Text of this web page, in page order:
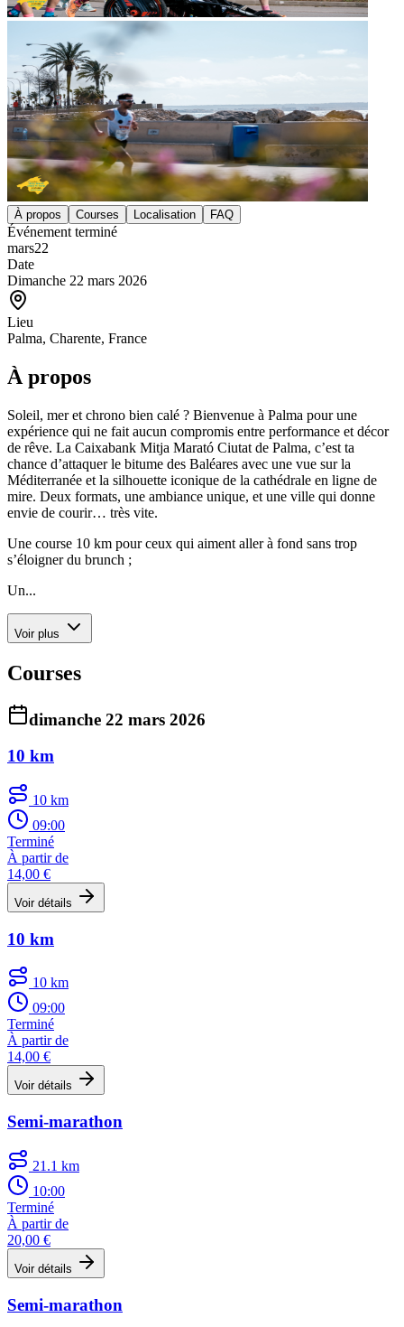
À propos Courses Localisation FAQ
Événement terminé
mars22
Date
Dimanche 22 mars 2026
Lieu
Palma, Charente, France
À propos
Soleil, mer et chrono bien calé ? Bienvenue à Palma pour une
expérience qui ne fait aucun compromis entre performance et décor
de rêve. La Caixabank Mitja Marató Ciutat de Palma, c’est ta
chance d’attaquer le bitume des Baléares avec une vue sur la
Méditerranée et la silhouette iconique de la cathédrale en ligne de
mire. Deux formats, une ambiance unique, et une ville qui donne
envie de courir… très vite.
Une course 10 km pour ceux qui aiment aller à fond sans trop
s’éloigner du brunch ;
Un...
Voir plus
Courses
dimanche 22 mars 2026
10 km
10 km
09:00
Terminé
À partir de
14,00 €
Voir détails
10 km
10 km
09:00
Terminé
À partir de
14,00 €
Voir détails
Semi-marathon
21.1 km
10:00
Terminé
À partir de
20,00 €
Voir détails
Semi-marathon